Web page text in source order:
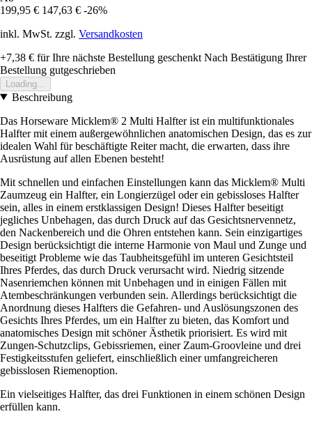
199,95 € 147,63 € -26%
inkl. MwSt. zzgl. Versandkosten
+7,38 € für Ihre nächste Bestellung geschenkt Nach Bestätigung Ihrer
Bestellung gutgeschrieben
Loading...
Beschreibung
Das Horseware Micklem® 2 Multi Halfter ist ein multifunktionales
Halfter mit einem außergewöhnlichen anatomischen Design, das es zur
idealen Wahl für beschäftigte Reiter macht, die erwarten, dass ihre
Ausrüstung auf allen Ebenen besteht!
Mit schnellen und einfachen Einstellungen kann das Micklem® Multi
Zaumzeug ein Halfter, ein Longierzügel oder ein gebissloses Halfter
sein, alles in einem erstklassigen Design! Dieses Halfter beseitigt
jegliches Unbehagen, das durch Druck auf das Gesichtsnervennetz,
den Nackenbereich und die Ohren entstehen kann. Sein einzigartiges
Design berücksichtigt die interne Harmonie von Maul und Zunge und
beseitigt Probleme wie das Taubheitsgefühl im unteren Gesichtsteil
Ihres Pferdes, das durch Druck verursacht wird. Niedrig sitzende
Nasenriemchen können mit Unbehagen und in einigen Fällen mit
Atembeschränkungen verbunden sein. Allerdings berücksichtigt die
Anordnung dieses Halfters die Gefahren- und Auslösungszonen des
Gesichts Ihres Pferdes, um ein Halfter zu bieten, das Komfort und
anatomisches Design mit schöner Ästhetik priorisiert. Es wird mit
Zungen-Schutzclips, Gebissriemen, einer Zaum-Groovleine und drei
Festigkeitsstufen geliefert, einschließlich einer umfangreicheren
gebisslosen Riemenoption.
Ein vielseitiges Halfter, das drei Funktionen in einem schönen Design
erfüllen kann.